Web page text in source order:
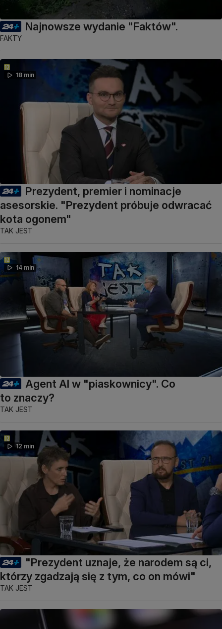
Najnowsze wydanie "Faktów".
FAKTY
18 min
Prezydent, premier i nominacje
asesorskie. "Prezydent próbuje odwracać
kota ogonem"
TAK JEST
14 min
Agent AI w "piaskownicy". Co
to znaczy?
TAK JEST
12 min
"Prezydent uznaje, że narodem są ci,
którzy zgadzają się z tym, co on mówi"
TAK JEST